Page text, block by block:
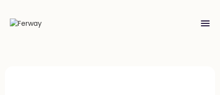
menu